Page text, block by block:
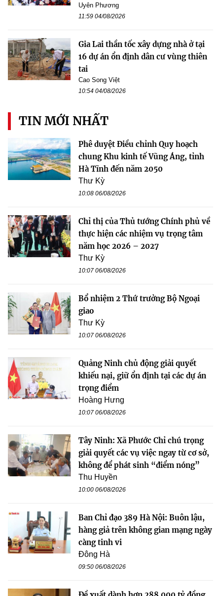
Uyên Phương
11:59 04/08/2026
Gia Lai thần tốc xây dựng nhà ở tại
16 dự án ổn định dân cư vùng thiên
tai
Cao Song Việt
10:54 04/08/2026
TIN MỚI NHẤT
Phê duyệt Điều chỉnh Quy hoạch
chung Khu kinh tế Vũng Áng, tỉnh
Hà Tĩnh đến năm 2050
Thư Kỳ
10:08 06/08/2026
Chỉ thị của Thủ tướng Chính phủ về
thực hiện các nhiệm vụ trọng tâm
năm học 2026 – 2027
Thư Kỳ
10:07 06/08/2026
Bổ nhiệm 2 Thứ trưởng Bộ Ngoại
giao
Thư Kỳ
10:07 06/08/2026
Quảng Ninh chủ động giải quyết
khiếu nại, giữ ổn định tại các dự án
trọng điểm
Hoàng Hưng
10:07 06/08/2026
Tây Ninh: Xã Phước Chỉ chú trọng
giải quyết các vụ việc ngay từ cơ sở,
không để phát sinh “điểm nóng”
Thu Huyền
10:00 06/08/2026
Ban Chỉ đạo 389 Hà Nội: Buôn lậu,
hàng giả trên không gian mạng ngày
càng tinh vi
Đông Hà
09:50 06/08/2026